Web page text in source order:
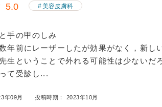
5.0 美容皮膚科
手の甲のしみ
年前にレーザーしたが効果がなく，新し
生ということで外れる可能性は少ないだ
て受診し...
年09月 投稿時期： 2023年10月